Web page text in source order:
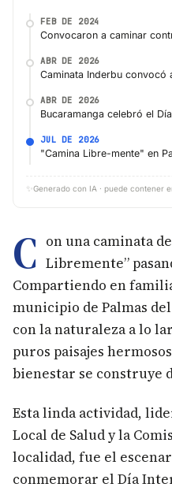
FEB DE 2024
Convocaron a caminar
ABR DE 2026
Caminata Inderbu convocó
ABR DE 2026
Bucaramanga celebró el
JUL DE 2026
"Camina Libre-mente" en
✨ Generado con IA · puede contener
C on una caminata
Libremente”
Compartiendo en
municipio de Palmas
con la naturaleza a lo
puros paisajes
bienestar se construye
Esta linda actividad,
Local de Salud y la
localidad, fue el
conmemorar el Día